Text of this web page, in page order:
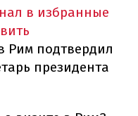
в избранные
Рим подтвердил
президента